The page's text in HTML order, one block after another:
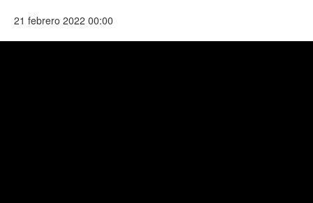
21 febrero 2022 00:00